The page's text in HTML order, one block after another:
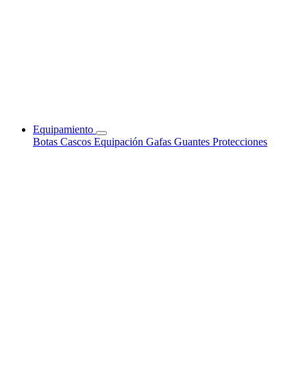
Equipamiento
Botas Cascos Equipación Gafas Guantes Protecciones